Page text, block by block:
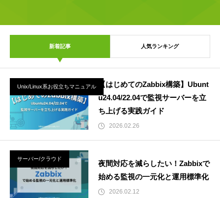
新着記事 人気ランキング
Unix/Linux系お役立ちマニュアル
【はじめてのZabbix構築】Ubunt
u24.04/22.04で監視サーバーを立
ち上げる実践ガイド
2026.02.26
サーバー/クラウド
夜間対応を減らしたい！Zabbixで
始める監視の一元化と運用標準化
2026.02.12